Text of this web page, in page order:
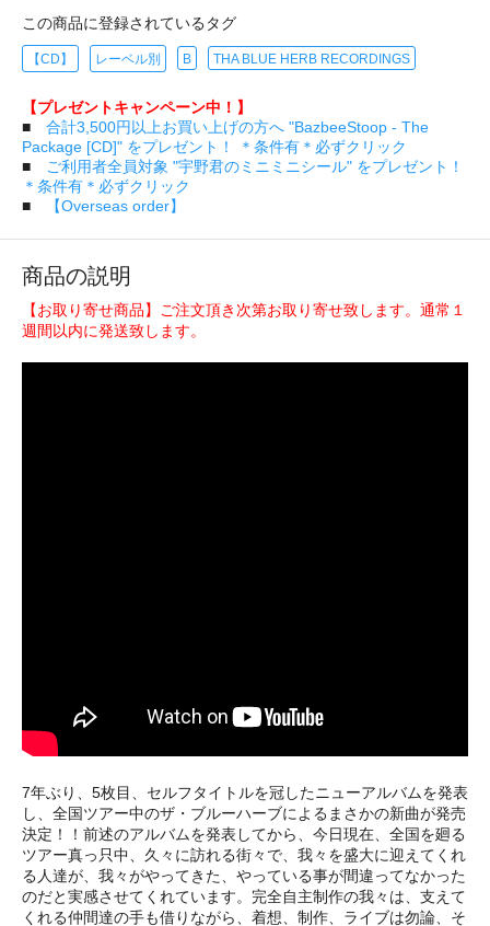
この商品に登録されているタグ
【CD】 レーベル別 B THA BLUE HERB RECORDINGS
【プレゼントキャンペーン中！】
■ 合計3,500円以上お買い上げの方へ "BazbeeStoop - The
Package [CD]" をプレゼント！ ＊条件有＊必ずクリック
■
ご利用者全員対象 "宇野君のミニミニシール" をプレゼント！
＊条件有＊必ずクリック
■
【Overseas order】
商品の説明
【お取り寄せ商品】ご注文頂き次第お取り寄せ致します。通常１
週間以内に発送致します。
7年ぶり、5枚目、セルフタイトルを冠したニューアルバムを発表
し、全国ツアー中のザ・ブルーハーブによるまさかの新曲が発売
決定！！前述のアルバムを発表してから、今日現在、全国を廻る
ツアー真っ只中、久々に訪れる街々で、我々を盛大に迎えてくれ
る人達が、我々がやってきた、やっている事が間違ってなかった
のだと実感させてくれています。完全自主制作の我々は、支えて
くれる仲間達の手も借りながら、着想、制作、ライブは勿論、そ